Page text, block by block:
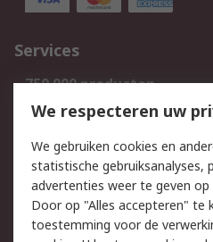
Services
750.000 producten
Bestellen
Track & Trace
Wettelijk
Cookiebeleid
We respecteren uw
We gebruiken cookies en
statistische gebruiksanalyses,
advertenties weer te geven op
Door op "Alles accepteren" te
toestemming voor de